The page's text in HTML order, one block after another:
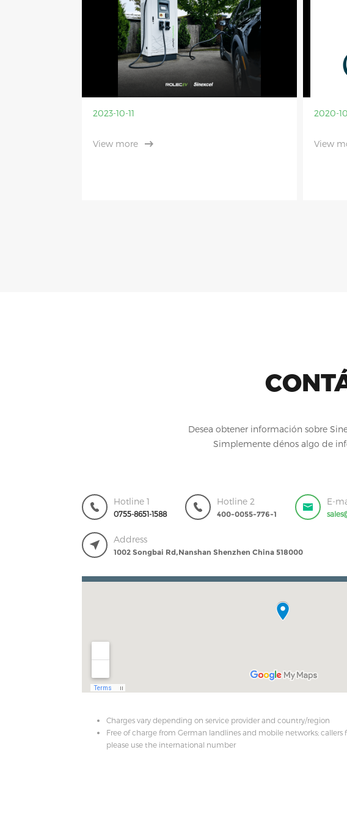
2023-10-11
View more
2020-
View
Desea obtener información sobre
Simplemente dénos algo de
Hotline 1
0755-8651-1588
Hotline 2
400-0055-776-1
E-
Address
1002 Songbai Rd,Nanshan Shenzhen China 518000
Charges vary depending on service provider and country/region
Free of charge from German landlines and mobile networks; callers
please use the international number